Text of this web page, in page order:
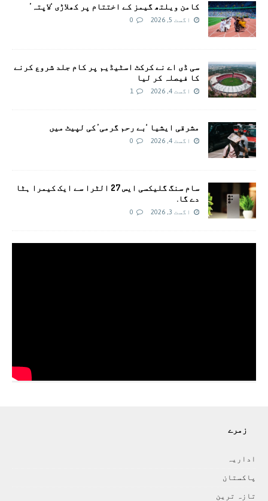
کامن ویلتھ گیمز کے اختتام پر کھلاڑی ‘لاپتہ’
اگست 5, 2026 0
سی ڈی اے نے کرکٹ اسٹیڈیم پر کام جلد شروع کرنے
کا فیصلہ کر لیا
اگست 4, 2026 1
مشرقی ایشیا ‘بے رحم گرمی’ کی لپیٹ میں
اگست 4, 2026 0
سام سنگ گلیکسی ایس 27 الٹرا سے ایک کیمرا ہٹا
دے گا.
اگست 3, 2026 0
زمرے
اداريہ
پاکستان
تازہ ترين